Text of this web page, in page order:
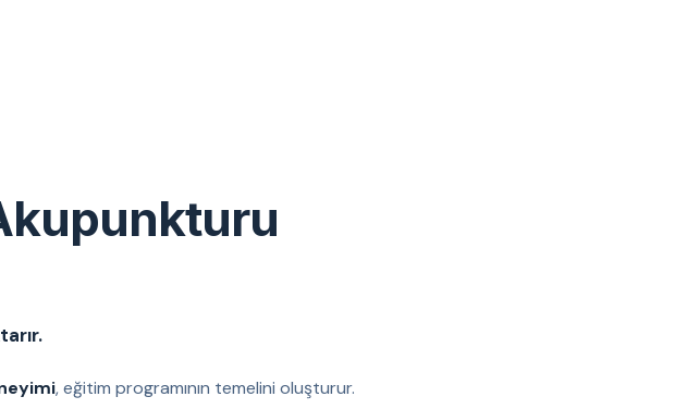
, eğitim programının temelini oluşturur.